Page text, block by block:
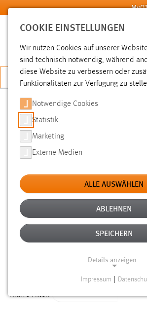
Zum Hauptinhalt springen
JETZT BEWERBEN
SUCHE
FILTER
Typ
Erstellungsdatum
Alter
Aktive Filter:
COOKIE EINSTELLUNGEN
Wir nutzen Cookies auf unserer
sind technisch notwendig, während
diese Website zu verbessern oder
Funktionalitäten zur Verfügung zu
Notwendige Cookies
Statistik
Marketing
Externe Medien
ALLE AUSWÄHLEN
ABLEHNEN
SPEICHERN
Details anzeigen
Impressum